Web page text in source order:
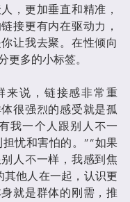
，更加垂直和精准，
接更有内在驱动力，
让我去聚。在性倾向
更多的小标签。
来说，链接感非常重
很强烈的感受就是孤
我一个人跟别人不一
忧和害怕的。”“如果
人不一样，我感到焦
其他人在一起，认识更
就是群体的刚需，推